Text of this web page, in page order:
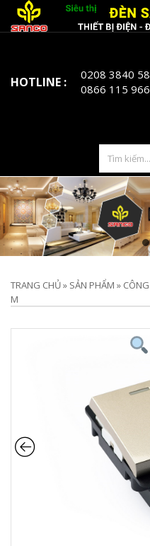
HOTLINE : 0208 3840
0866 115 966
TRANG CHỦ» SẢN PHẨM »
M